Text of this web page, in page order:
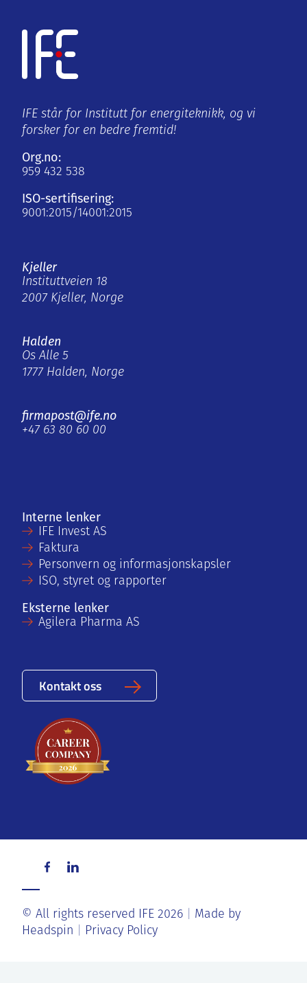
IFE står for Institutt for energiteknikk, og vi
forsker for en bedre fremtid!
Org.no:
959 432 538
ISO-sertifisering:
9001:2015/14001:2015
Kjeller
Instituttveien 18
2007 Kjeller, Norge
Halden
Os Alle 5
1777 Halden, Norge
firmapost@ife.no
+47 63 80 60 00
Interne lenker
IFE Invest AS
Faktura
Personvern og informasjonskapsler
ISO, styret og rapporter
Eksterne lenker
Agilera Pharma AS
Kontakt oss
© All rights reserved IFE 2026
Made by
Headspin
Privacy Policy